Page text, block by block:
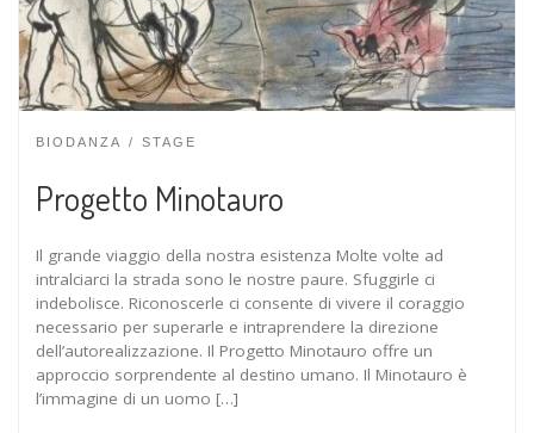
BIODANZA STAGE
Progetto Minotauro
Il grande viaggio della nostra esistenza Molte volte ad
intralciarci la strada sono le nostre paure. Sfuggirle ci
indebolisce. Riconoscerle ci consente di vivere il coraggio
necessario per superarle e intraprendere la direzione
dell’autorealizzazione. Il Progetto Minotauro offre un
approccio sorprendente al destino umano. Il Minotauro è
l’immagine di un uomo […]